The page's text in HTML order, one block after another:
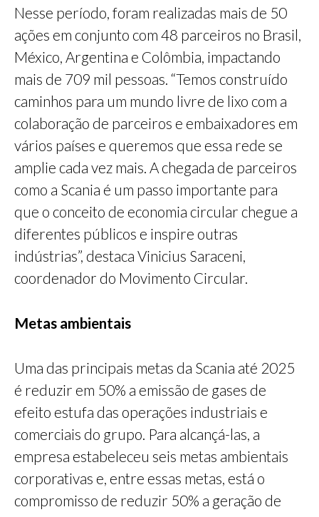
Nesse período, foram realizadas mais de 50
ações em conjunto com 48 parceiros no Brasil,
México, Argentina e Colômbia, impactando
mais de 709 mil pessoas. “Temos construído
caminhos para um mundo livre de lixo com a
colaboração de parceiros e embaixadores em
vários países e queremos que essa rede se
amplie cada vez mais. A chegada de parceiros
como a Scania é um passo importante para
que o conceito de economia circular chegue a
diferentes públicos e inspire outras
indústrias”, destaca Vinicius Saraceni,
coordenador do Movimento Circular.
Metas ambientais
Uma das principais metas da Scania até 2025
é reduzir em 50% a emissão de gases de
efeito estufa das operações industriais e
comerciais do grupo. Para alcançá-las, a
empresa estabeleceu seis metas ambientais
corporativas e, entre essas metas, está o
compromisso de reduzir 50% a geração de